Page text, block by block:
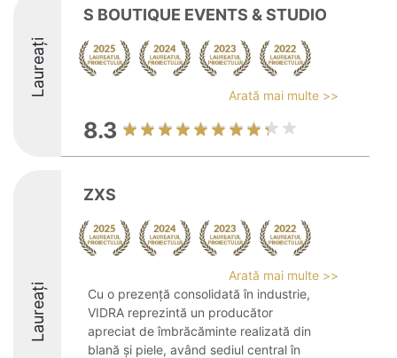
Laureați
S BOUTIQUE EVENTS & STUDIO
Arată mai multe >>
8.3
Laureați
ZXS
Arată mai multe >>
Cu o prezență consolidată în industrie,
VIDRA reprezintă un producător
apreciat de îmbrăcăminte realizată din
blană și piele, având sediul central în